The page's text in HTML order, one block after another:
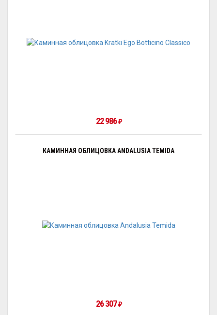
22 986₽
КАМИННАЯ ОБЛИЦОВКА ANDALUSIA TEMIDA
26 307₽